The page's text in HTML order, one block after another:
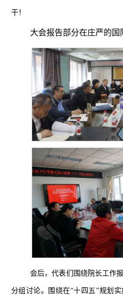
干！
大会报告部分在庄严的国
会后，代表们围绕院长工作
分组讨论。围绕在“十四五”规划